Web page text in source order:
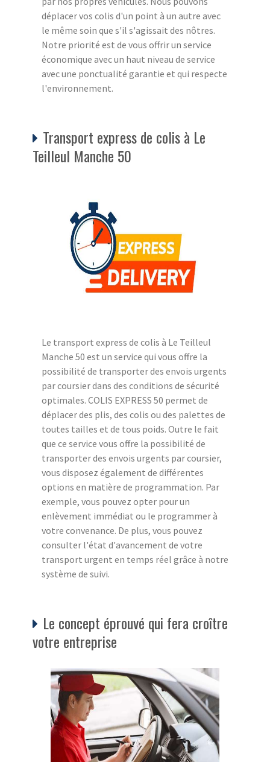
déplacer vos colis d'un point à un autre avec
le même soin que s'il s'agissait des nôtres.
Notre priorité est de vous offrir un service
économique avec un haut niveau de service
avec une ponctualité garantie et qui respecte
l'environnement.
Transport express de colis à Le
Teilleul Manche 50
Le transport express de colis à Le Teilleul
Manche 50 est un service qui vous offre la
possibilité de transporter des envois urgents
par coursier dans des conditions de sécurité
optimales. COLIS EXPRESS 50 permet de
déplacer des plis, des colis ou des palettes de
toutes tailles et de tous poids. Outre le fait
que ce service vous offre la possibilité de
transporter des envois urgents par coursier,
vous disposez également de différentes
options en matière de programmation. Par
exemple, vous pouvez opter pour un
enlèvement immédiat ou le programmer à
votre convenance. De plus, vous pouvez
consulter l'état d'avancement de votre
transport urgent en temps réel grâce à notre
système de suivi.
Le concept éprouvé qui fera croître
votre entreprise